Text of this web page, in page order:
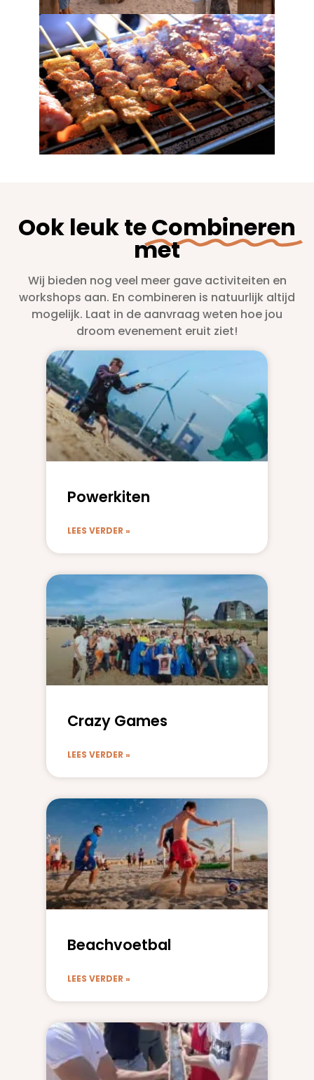
Ook leuk teCombineren
met
Wij bieden nog veel meer gave activiteiten en
workshops aan. En combineren is natuurlijk altijd
mogelijk. Laat in de aanvraag weten hoe jou
droom evenement eruit ziet!
Powerkiten
LEES VERDER »
Crazy Games
LEES VERDER »
Beachvoetbal
LEES VERDER »